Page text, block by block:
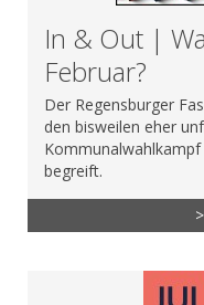
In & Out |
Februar?
Der Regensburger
den bisweilen eher
begreift.